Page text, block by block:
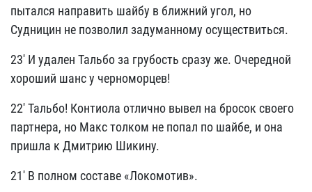
пытался направить шайбу в ближний угол, но
Судницин не позволил задуманному осуществиться.
23' И удален Тальбо за грубость сразу же. Очередной
хороший шанс у черноморцев!
22' Тальбо! Контиола отлично вывел на бросок своего
партнера, но Макс толком не попал по шайбе, и она
пришла к Дмитрию Шикину.
21' В полном составе «Локомотив».